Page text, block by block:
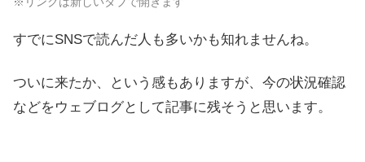
すでにSNSで読んだ人も多いかも知れませんね。
ついに来たか、という感もありますが、今の状況確認
などをウェブログとして記事に残そうと思います。